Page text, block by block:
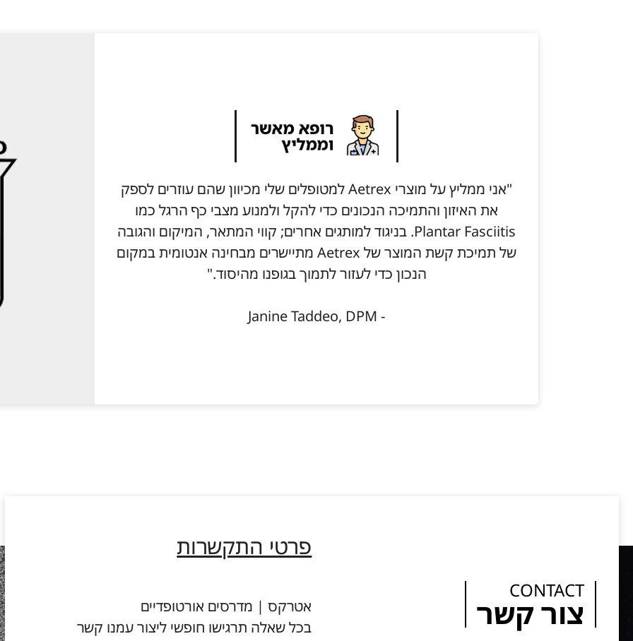
"אני ממליץ על מוצרי Aetrex למטופלים שלי מכיוון שהם עוזרים לספק
את האיזון והתמיכה הנכונים כדי להקל ולמנוע מצבי כף הרגל כמו
Plantar Fasciitis. בניגוד למותגים אחרים; קווי המתאר, המיקום והגובה
של תמיכת קשת המוצר של Aetrex מתיישרים מבחינה אנטומית במקום
הנכון כדי לעזור לתמוך בגופנו מהיסוד."
- Janine Taddeo, DPM
CONTACT
צור קשר
פרטי התקשרות
אטרקס | מדרסים אורטופדיים
בכל שאלה תרגישו חופשי ליצור עמנו קשר